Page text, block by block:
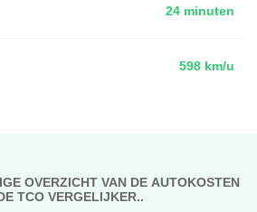
24 minuten
598 km/u
OVERZICHT VAN DE AUTOKOSTEN
TCO VERGELIJKER..